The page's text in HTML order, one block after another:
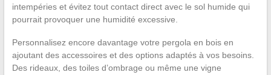
intempéries et évitez tout contact direct avec le sol humide qui
pourrait provoquer une humidité excessive.
Personnalisez encore davantage votre pergola en bois en
ajoutant des accessoires et des options adaptés à vos besoins.
Des rideaux, des toiles d’ombrage ou même une vigne